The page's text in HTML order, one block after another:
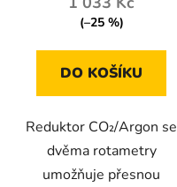
(–25 %)
DO KOŠÍKU
Reduktor CO₂/Argon se
dvěma rotametry
umožňuje přesnou